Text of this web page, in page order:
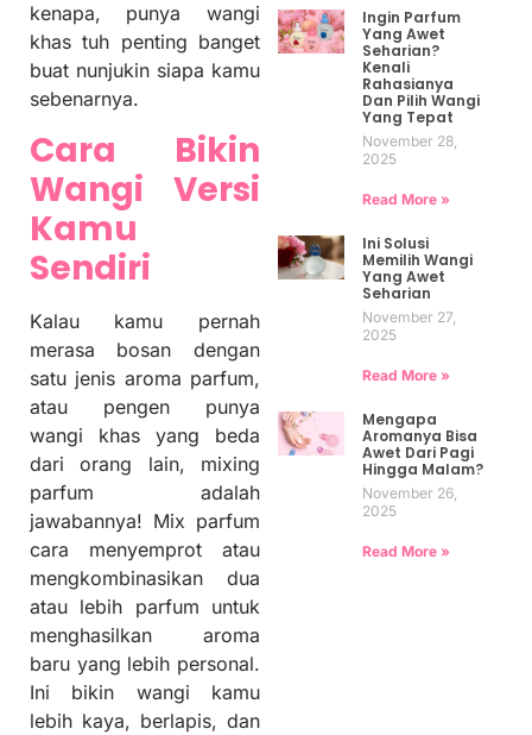
kenapa, punya wangi
khas tuh penting banget
buat nunjukin siapa kamu
sebenarnya.
Cara Bikin
Wangi Versi
Kamu
Sendiri
Kalau kamu pernah
merasa bosan dengan
satu jenis aroma parfum,
atau pengen punya
wangi khas yang beda
dari orang lain, mixing
parfum adalah
jawabannya! Mix parfum
cara menyemprot atau
mengkombinasikan dua
atau lebih parfum untuk
menghasilkan aroma
baru yang lebih personal.
Ini bikin wangi kamu
lebih kaya, berlapis, dan
Ingin Parfum
Yang Awet
Seharian?
Kenali
Rahasianya
Dan Pilih Wangi
Yang Tepat
November 28,
2025
Read More »
Ini Solusi
Memilih Wangi
Yang Awet
Seharian
November 27,
2025
Read More »
Mengapa
Aromanya Bisa
Awet Dari Pagi
Hingga Malam?
November 26,
2025
Read More »